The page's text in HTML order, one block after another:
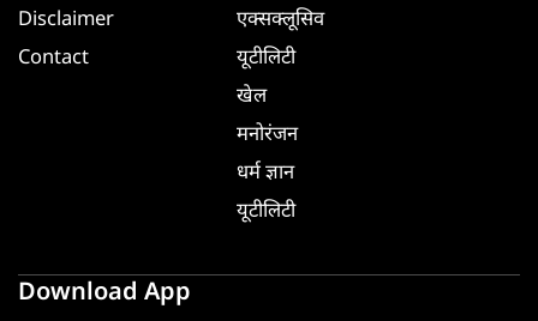
Disclaimer
Contact
एक्सक्लूसिव
यूटीलिटी
खेल
मनोरंजन
धर्म ज्ञान
यूटीलिटी
Download App